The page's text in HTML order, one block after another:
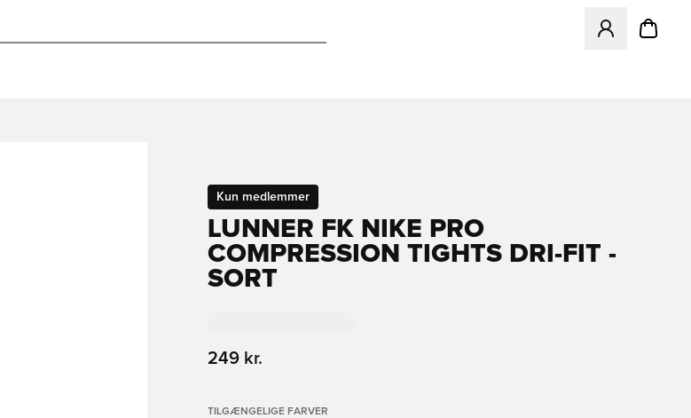
Åbner en
Kun medlemmer
LUNNER FK NIKE PRO
COMPRESSION TIGHTS DRI-FIT -
SORT
249 kr.
TILGÆNGELIGE FARVER